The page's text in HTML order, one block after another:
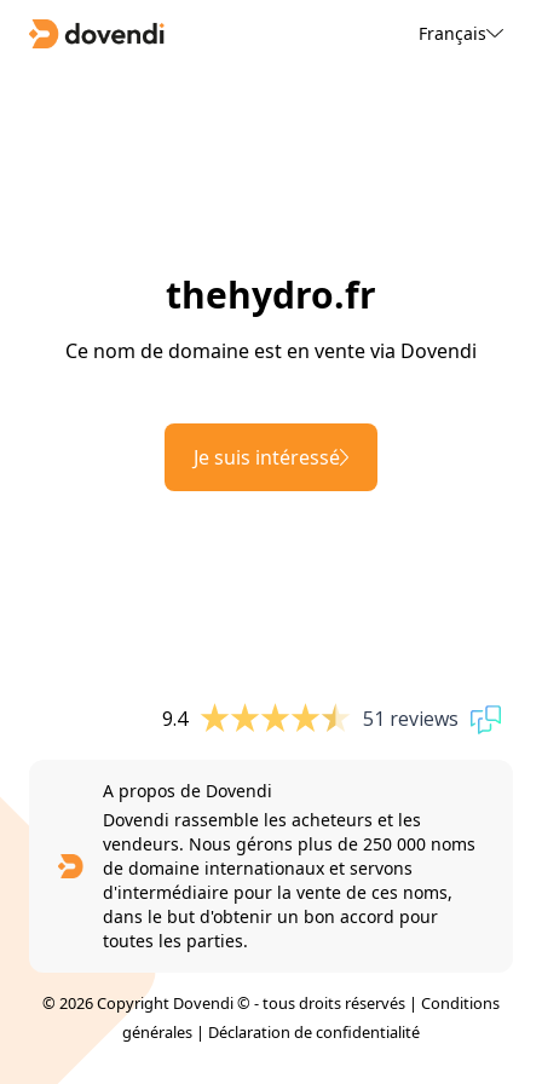
Français
thehydro.fr
Ce nom de domaine est en vente via Dovendi
Je suis intéressé
9.4 51 reviews
A propos de Dovendi
Dovendi rassemble les acheteurs et les
vendeurs. Nous gérons plus de 250 000 noms
de domaine internationaux et servons
d'intermédiaire pour la vente de ces noms,
dans le but d'obtenir un bon accord pour
toutes les parties.
© 2026 Copyright Dovendi © - tous droits réservés | Conditions
générales | Déclaration de confidentialité